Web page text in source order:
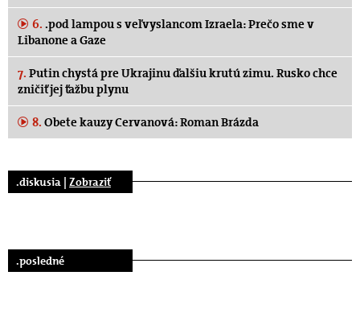
6. .pod lampou s veľvyslancom Izraela: Prečo sme v
Libanone a Gaze
7. Putin chystá pre Ukrajinu ďalšiu krutú zimu. Rusko chce
zničiť jej ťažbu plynu
8. Obete kauzy Cervanová: Roman Brázda
.diskusia | Zobraziť
.posledné